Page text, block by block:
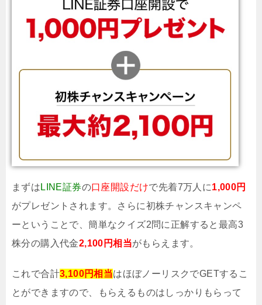
まずは LINE証券の口座開設だけで先着7万人に1,000円
がプレゼントされます。さらに初株チャンスキャンペ
ーということで、簡単なクイズ2問に正解すると最高3
株分の購入代金2,100円相当がもらえます。
これで合計3,100円相当はほぼノーリスクでGETするこ
とができますので、もらえるものはしっかりもらって